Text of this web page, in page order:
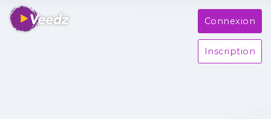
Connexion
Inscription